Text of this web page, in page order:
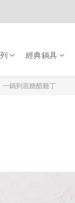
經典鍋具
鍋到底糖醋雞丁